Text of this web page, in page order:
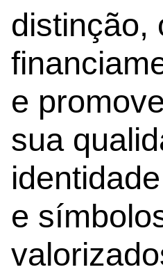
distinção,
e
sua
e